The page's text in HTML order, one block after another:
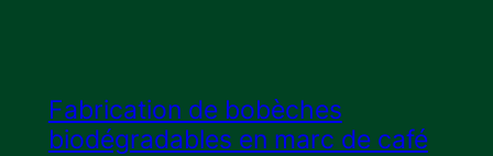
Fabrication de bobèches
biodégradables en marc de café